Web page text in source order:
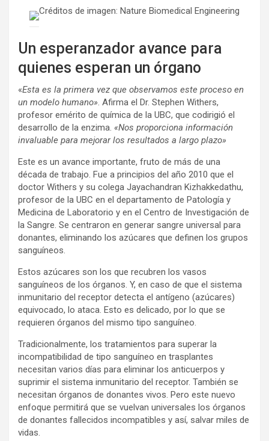
Créditos de imagen: Nature Biomedical Engineering
Un esperanzador avance para
quienes esperan un órgano
«Esta es la primera vez que observamos este proceso en
un modelo humano». Afirma el Dr. Stephen Withers,
profesor emérito de química de la UBC, que codirigió el
desarrollo de la enzima. «Nos proporciona información
invaluable para mejorar los resultados a largo plazo»
Este es un avance importante, fruto de más de una
década de trabajo. Fue a principios del año 2010 que el
doctor Withers y su colega Jayachandran Kizhakkedathu,
profesor de la UBC en el departamento de Patología y
Medicina de Laboratorio y en el Centro de Investigación de
la Sangre. Se centraron en generar sangre universal para
donantes, eliminando los azúcares que definen los grupos
sanguíneos.
Estos azúcares son los que recubren los vasos
sanguíneos de los órganos. Y, en caso de que el sistema
inmunitario del receptor detecta el antígeno (azúcares)
equivocado, lo ataca. Esto es delicado, por lo que se
requieren órganos del mismo tipo sanguíneo.
Tradicionalmente, los tratamientos para superar la
incompatibilidad de tipo sanguíneo en trasplantes
necesitan varios días para eliminar los anticuerpos y
suprimir el sistema inmunitario del receptor. También se
necesitan órganos de donantes vivos. Pero este nuevo
enfoque permitirá que se vuelvan universales los órganos
de donantes fallecidos incompatibles y así, salvar miles de
vidas.